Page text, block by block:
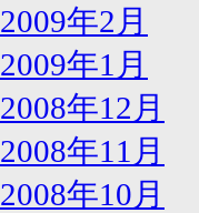
2009年2月
2009年1月
2008年12月
2008年11月
2008年10月